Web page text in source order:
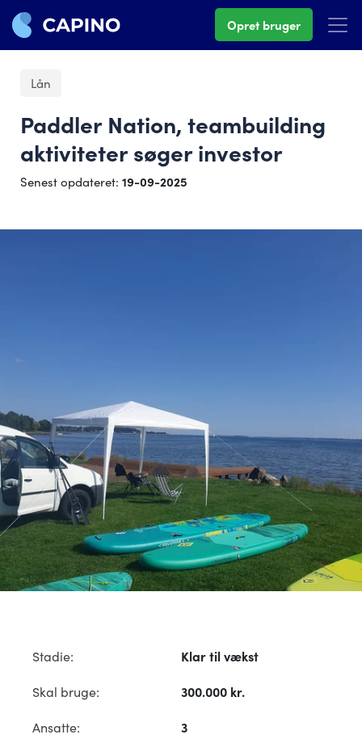
Opret bruger
Lån
Paddler Nation, teambuilding
aktiviteter søger investor
Senest opdateret: 19-09-2025
Stadie:
Klar til vækst
Skal bruge:
300.000 kr.
Ansatte:
3